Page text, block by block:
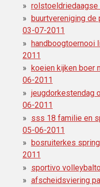
rolstoeldriedaagse
buurtvereniging
03-07-2011
handboogtoernooi
2011
koeien kijken boer
06-2011
jeugdorkestendag
06-2011
sss 18 familie en
05-06-2011
bosruiterkes
2011
sportivo
afscheidsviering